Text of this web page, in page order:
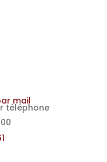
mail
téléphone